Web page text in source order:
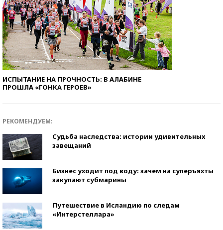
ИСПЫТАНИЕ НА ПРОЧНОСТЬ: В АЛАБИНЕ
ПРОШЛА «ГОНКА ГЕРОЕВ»
РЕКОМЕНДУЕМ:
Судьба наследства: истории удивительных
завещаний
Бизнес уходит под воду: зачем на суперъяхты
закупают субмарины
Путешествие в Исландию по следам
«Интерстеллара»